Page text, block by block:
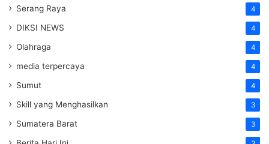
Serang Raya 4
DIKSI NEWS 4
Olahraga 4
media terpercaya 4
Sumut 4
Skill yang Menghasilkan 3
Sumatera Barat 3